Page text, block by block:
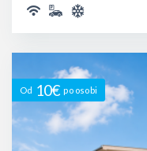
Od 10€ po osobi